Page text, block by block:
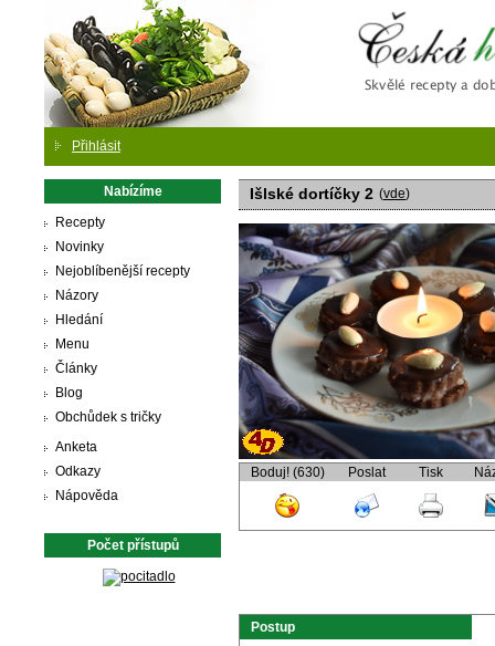
Přihlásit
Nabízíme
Recepty
Novinky
Nejoblíbenější recepty
Názory
Hledání
Menu
Články
Blog
Obchůdek s tričky
Anketa
Odkazy
Nápověda
Počet přístupů
Išlské dortíčky 2 (vde)
Boduj! (630) Poslat Tisk
Postup